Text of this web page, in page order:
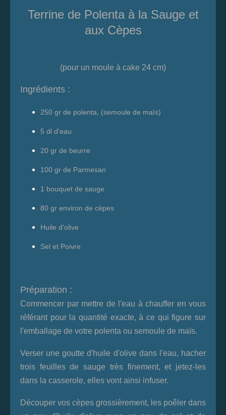
Terrine de Polenta à la Sauge et
aux Cèpes
(pour un moule à cake 24 cm)
Ingrédients :
250 gr de polenta, (semoule de maïs)
5 dl d'eau
20 gr de beurre
100 gr de Parmesan
1 bouquet de sauge
80 gr environ de cèpes
Huile d'olive
Sel et Poivre
Préparation :
Commencer par mettre de l'eau à chauffer en vous
référant pour la quantité exacte, à ce qui figure sur
l'emballage de votre polenta ou semoule de maïs.
Verser une goutte d'huile d'olive dans l'eau, hacher
trois feuilles de sauge très finement, et jetez-les
dans la casserole, elles vont ainsi infuser.
Découper vos cèpes grossièrement, les poêler dans